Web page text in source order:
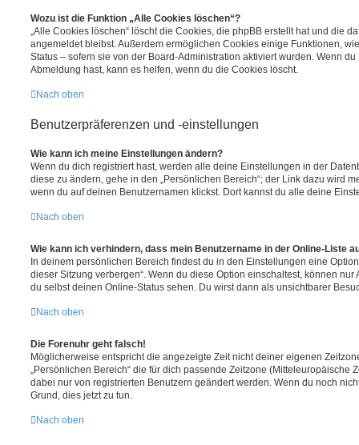
Wozu ist die Funktion „Alle Cookies löschen“?
„Alle Cookies löschen“ löscht die Cookies, die phpBB erstellt hat und die
angemeldet bleibst. Außerdem ermöglichen Cookies einige Funktionen,
Status – sofern sie von der Board-Administration aktiviert wurden. Wenn
Abmeldung hast, kann es helfen, wenn du die Cookies löscht.
Nach oben
Benutzerpräferenzen und -einstellungen
Wie kann ich meine Einstellungen ändern?
Wenn du dich registriert hast, werden alle deine Einstellungen in der
diese zu ändern, gehe in den „Persönlichen Bereich“; der Link dazu wird
wenn du auf deinen Benutzernamen klickst. Dort kannst du alle deine
Nach oben
Wie kann ich verhindern, dass mein Benutzername in der Online-Liste
In deinem persönlichen Bereich findest du in den Einstellungen eine
dieser Sitzung verbergen“. Wenn du diese Option einschaltest, können
du selbst deinen Online-Status sehen. Du wirst dann als unsichtbarer
Nach oben
Die Forenuhr geht falsch!
Möglicherweise entspricht die angezeigte Zeit nicht deiner eigenen
„Persönlichen Bereich“ die für dich passende Zeitzone (Mitteleuropäische
dabei nur von registrierten Benutzern geändert werden. Wenn du noch
Grund, dies jetzt zu tun.
Nach oben